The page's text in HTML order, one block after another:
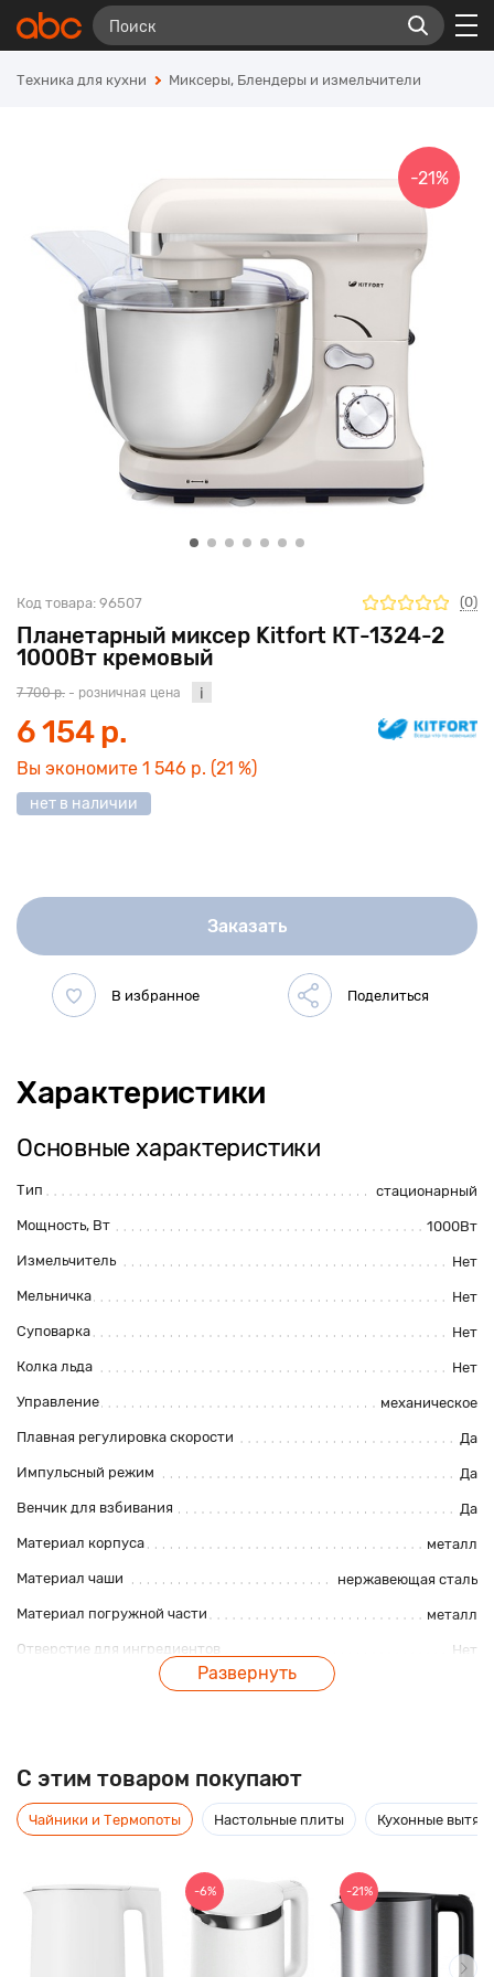
Техника для кухни Миксеры, Блендеры и измельчители
Планетарный миксер Kitfort КТ-1324-2
1000Вт кремовый
Код товара: 96507 (0)
-21%
7 700 р. - розничная цена
6 154 р.
Вы экономите 1 546 р. (21 %)
нет в наличии
Заказать
Характеристики
Основные характеристики
Тип стационарный
Мощность, Вт 1000Вт
Измельчитель Нет
Мельничка Нет
Суповарка Нет
Колка льда Нет
Управление механическое
Плавная регулировка скорости Да
Импульсный режим Да
Венчик для взбивания Да
Материал корпуса металл
Материал чаши нержавеющая сталь
Материал погружной части металл
Отверстие для ингредиентов Нет
Описание
Планетарный стационарный миксер Kitfort КТ-1324
позволяет плавно регулировать скорость от минимума до
кратковременного включения миксера на максимальную
скорость. При включении миксера скорость вращения
увеличивается постепенно, чтобы предотвратить
разбрызгивание ингредиентов.
Развернуть
C этим товаром покупают
Чайники и Термопоты Настольные плиты Кухонные
-6% -21%